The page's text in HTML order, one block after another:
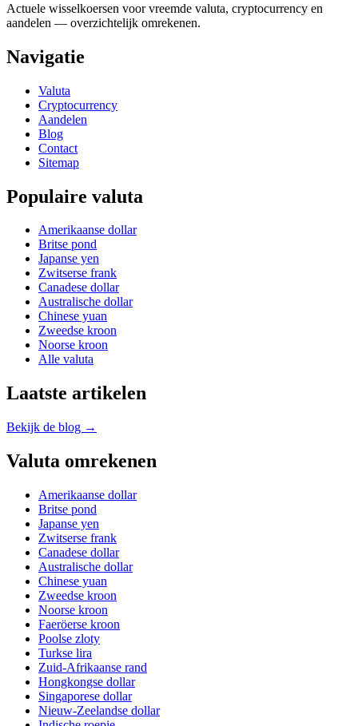
Actuele wisselkoersen voor vreemde valuta, cryptocurrency en
aandelen — overzichtelijk omrekenen.
Navigatie
Valuta
Cryptocurrency
Aandelen
Blog
Contact
Sitemap
Populaire valuta
Amerikaanse dollar
Britse pond
Japanse yen
Zwitserse frank
Canadese dollar
Australische dollar
Chinese yuan
Zweedse kroon
Noorse kroon
Alle valuta
Laatste artikelen
Bekijk de blog →
Valuta omrekenen
Amerikaanse dollar
Britse pond
Japanse yen
Zwitserse frank
Canadese dollar
Australische dollar
Chinese yuan
Zweedse kroon
Noorse kroon
Faeröerse kroon
Poolse zloty
Turkse lira
Zuid-Afrikaanse rand
Hongkongse dollar
Singaporese dollar
Nieuw-Zeelandse dollar